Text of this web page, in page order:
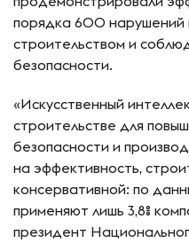
порядка 600 нарушений
строительством и
безопасности.
«Искусственный
строительстве для
безопасности и
на эффективность,
консервативной: по
применяют лишь 3,8%
президент